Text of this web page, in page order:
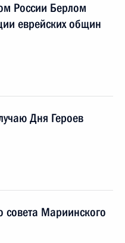
России Берлом
еврейских общин
Дня Героев
совета Мариинского